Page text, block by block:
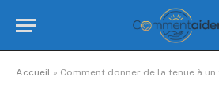
Accueil » Comment donner de la tenue à